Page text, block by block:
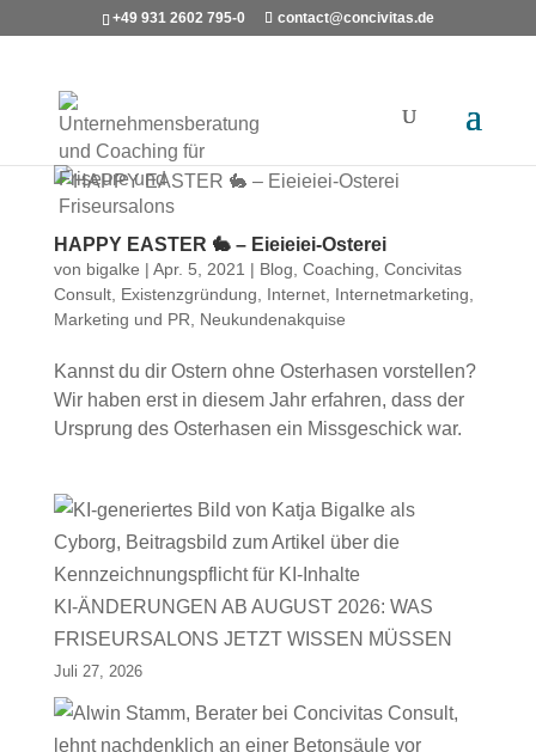
+49 931 2602 795-0 contact@concivitas.de
HAPPY EASTER 🐇 – Eieieiei-Osterei
von bigalke | Apr. 5, 2021 | Blog Coaching Concivitas
Consult, Existenzgründung Internet, Internetmarketing
Marketing und PR
Neukundenakquise
Kannst du dir Ostern ohne Osterhasen vorstellen?
Wir haben erst in diesem Jahr erfahren, dass der
Ursprung des Osterhasen ein Missgeschick war.
KI-ÄNDERUNGEN AB AUGUST 2026: WAS
FRISEURSALONS JETZT WISSEN MÜSSEN
Juli 27, 2026